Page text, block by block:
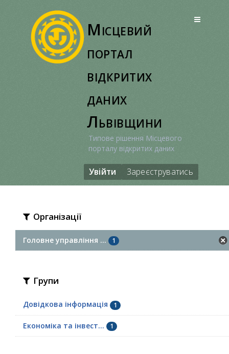
Місцевий
портал
відкритих
даних
Львівщини
Типове рішення Місцевого
порталу відкритих даних
Увійти Зареєструватись
Організації
Головне управління ... 1
Групи
Довідкова інформація 1
Економіка та інвест... 1